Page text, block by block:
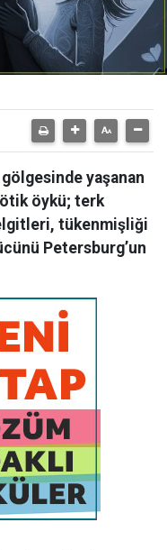
yaşanan
öykü; terk
tükenmişliği
Petersburg’un